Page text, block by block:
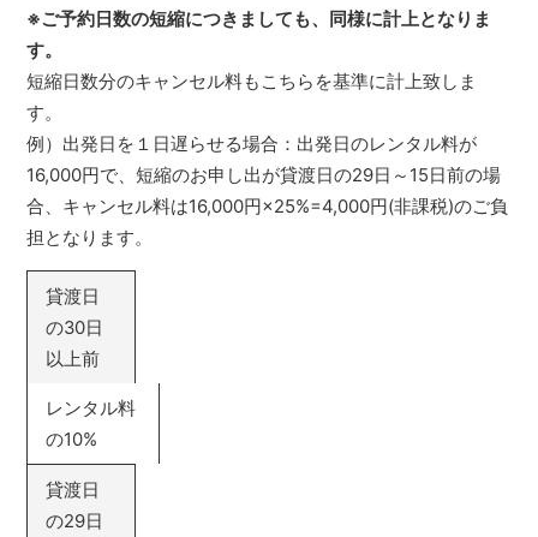
※ご予約日数の短縮につきましても、同様に計上となりま
す。
短縮日数分のキャンセル料もこちらを基準に計上致しま
す。
例）出発日を１日遅らせる場合：出発日のレンタル料が
16,000円で、短縮のお申し出が貸渡日の29日～15日前の場
合、キャンセル料は16,000円×25%=4,000円(非課税)のご負
担となります。
貸渡日
の30日
以上前
レンタル料
の10%
貸渡日
の29日